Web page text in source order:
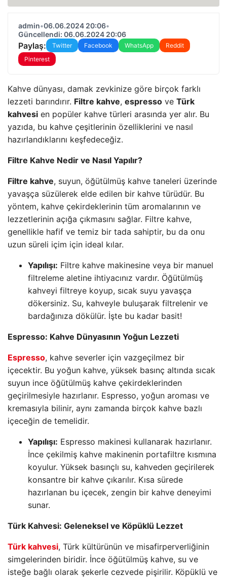
admin•06.06.2024 20:06•
Güncellendi: 06.06.2024 20:06
Paylaş: Twitter Facebook WhatsApp
Reddit
Pinterest
Kahve dünyası, damak zevkinize göre birçok farklı
lezzeti barındırır. Filtre kahve, espresso ve Türk
kahvesi en popüler kahve türleri arasında yer alır. Bu
yazıda, bu kahve çeşitlerinin özelliklerini ve nasıl
hazırlandıklarını keşfedeceğiz.
Filtre Kahve Nedir ve Nasıl Yapılır?
Filtre kahve, suyun, öğütülmüş kahve taneleri üzerinde
yavaşça süzülerek elde edilen bir kahve türüdür. Bu
yöntem, kahve çekirdeklerinin tüm aromalarının ve
lezzetlerinin açığa çıkmasını sağlar. Filtre kahve,
genellikle hafif ve temiz bir tada sahiptir, bu da onu
uzun süreli içim için ideal kılar.
Yapılışı: Filtre kahve makinesine veya bir manuel
filtreleme aletine ihtiyacınız vardır. Öğütülmüş
kahveyi filtreye koyup, sıcak suyu yavaşça
dökersiniz. Su, kahveyle buluşarak filtrelenir ve
bardağınıza dökülür. İşte bu kadar basit!
Espresso: Kahve Dünyasının Yoğun Lezzeti
Espresso, kahve severler için vazgeçilmez bir
içecektir. Bu yoğun kahve, yüksek basınç altında sıcak
suyun ince öğütülmüş kahve çekirdeklerinden
geçirilmesiyle hazırlanır. Espresso, yoğun aroması ve
kremasıyla bilinir, aynı zamanda birçok kahve bazlı
içeceğin de temelidir.
Yapılışı: Espresso makinesi kullanarak hazırlanır.
İnce çekilmiş kahve makinenin portafiltre kısmına
koyulur. Yüksek basınçlı su, kahveden geçirilerek
konsantre bir kahve çıkarılır. Kısa sürede
hazırlanan bu içecek, zengin bir kahve deneyimi
sunar.
Türk Kahvesi: Geleneksel ve Köpüklü Lezzet
Türk kahvesi, Türk kültürünün ve misafirperverliğinin
simgelerinden biridir. İnce öğütülmüş kahve, su ve
isteğe bağlı olarak şekerle cezvede pişirilir. Köpüklü ve